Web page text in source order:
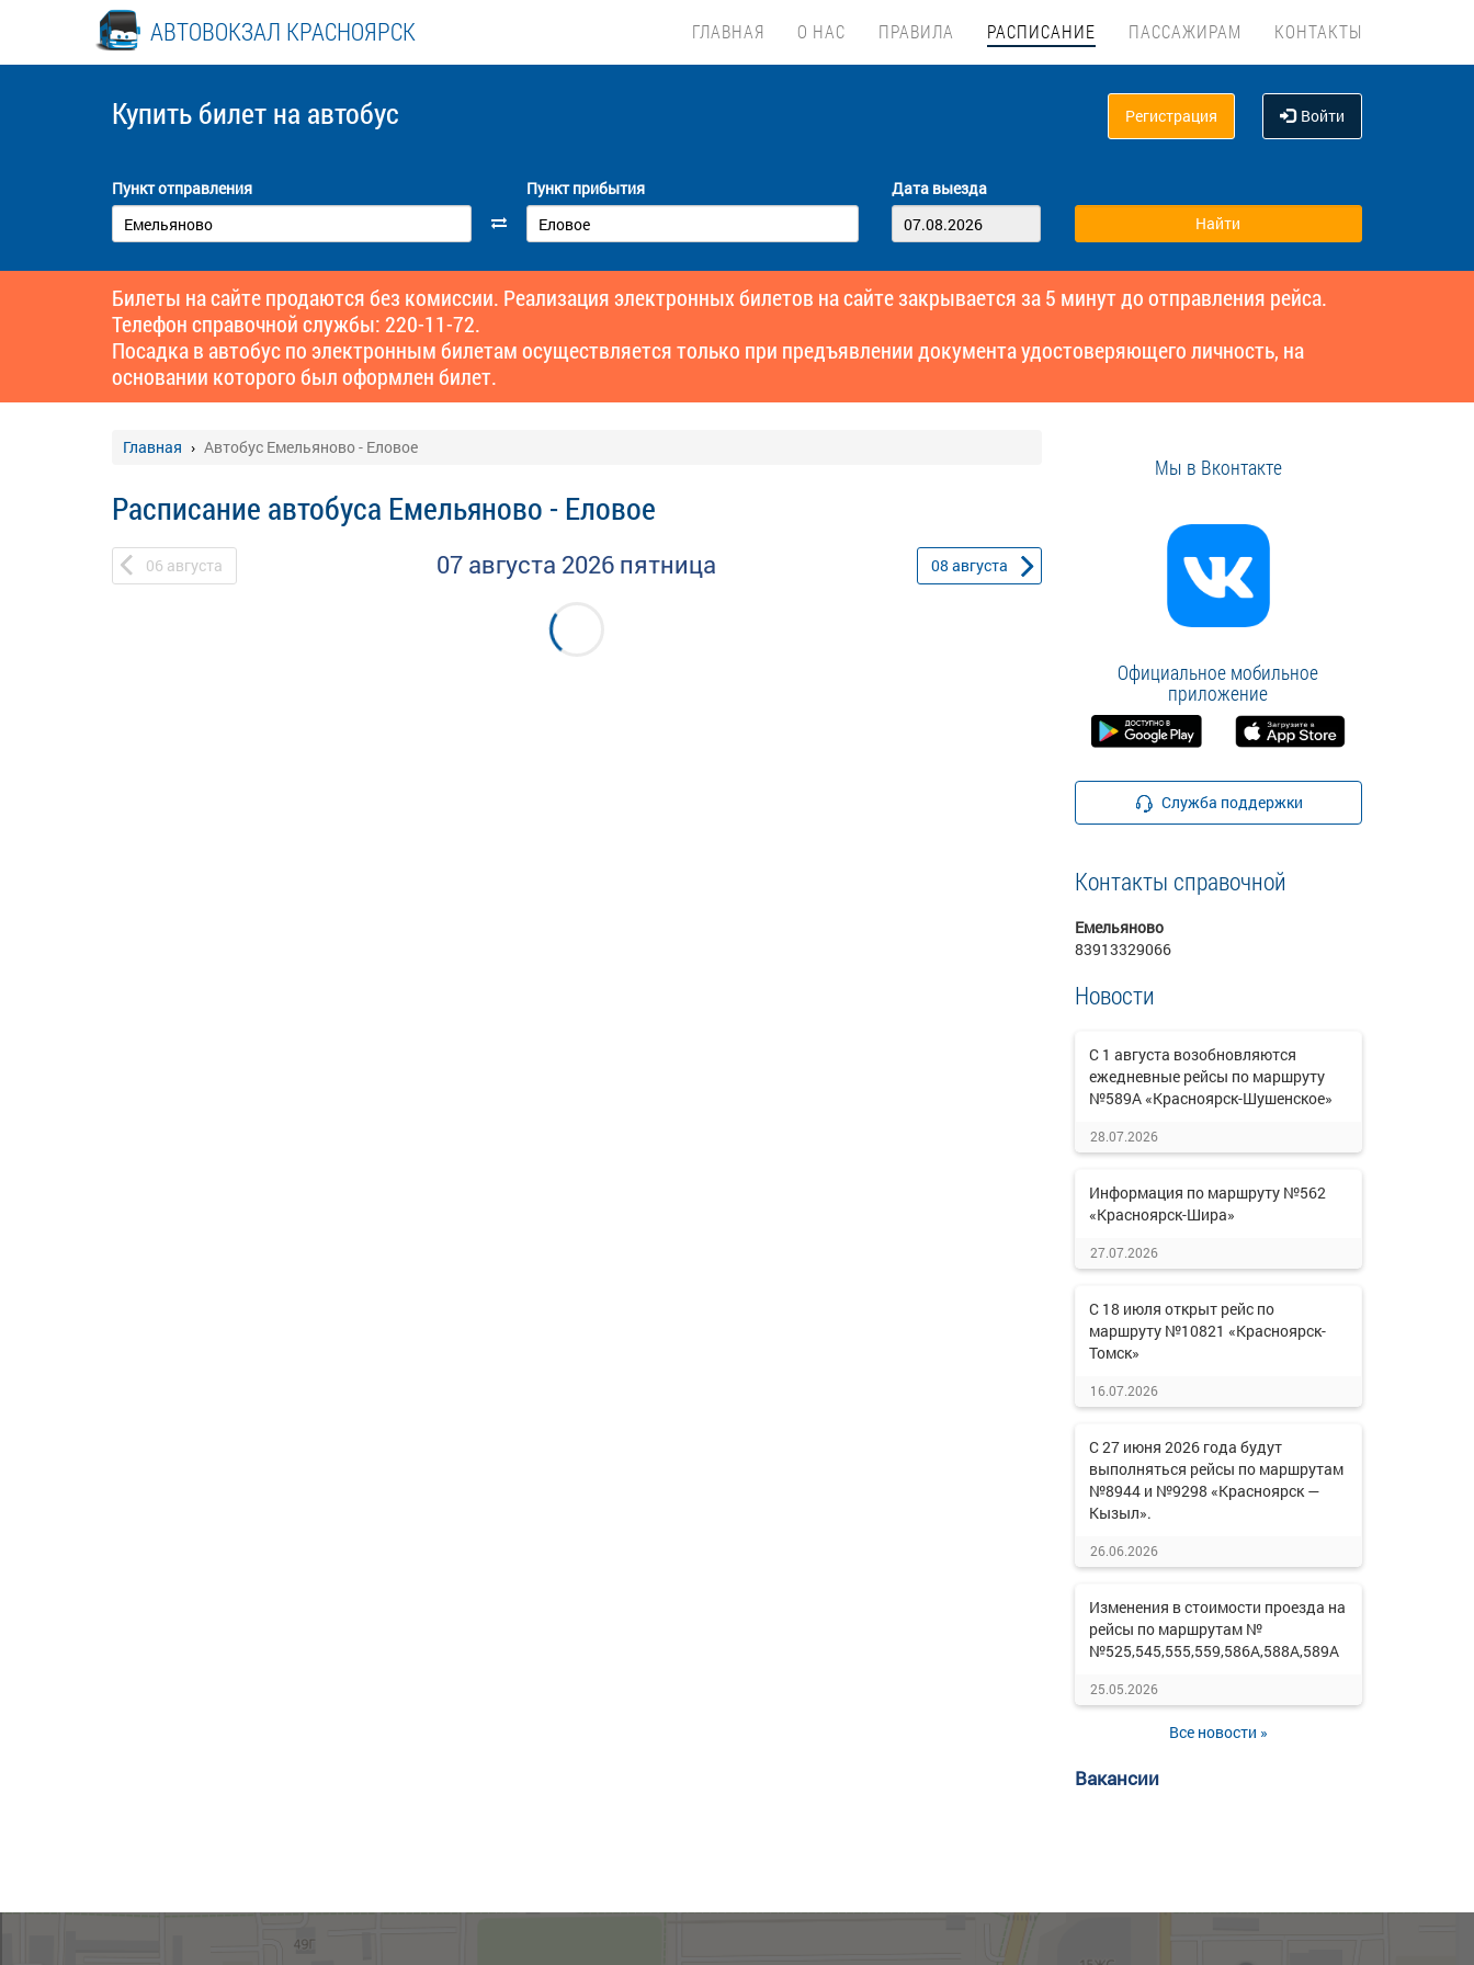
АВТОВОКЗАЛ КРАСНОЯРСК ГЛАВНАЯ О НАС ПРАВИЛА РАСПИСАНИЕ ПАССАЖИРАМ КОНТАКТЫ
Купить билет на автобус Регистрация Войти
Пункт отправления Пункт прибытия Дата выезда
Билеты на сайте продаются без комиссии. Реализация электронных билетов на сайте закрывается за 5 минут до отправления рейса.
Телефон справочной службы: 220-11-72.
Посадка в автобус по электронным билетам осуществляется только при предъявлении документа удостоверяющего личность, на
основании которого был оформлен билет.
Главная Автобус Емельяново - Еловое
Расписание автобуса Емельяново - Еловое
06 августа 07 августа 2026 пятница 08 августа
Мы в Вконтакте
Официальное мобильное
приложение
Служба поддержки
Контакты справочной
Емельяново
83913329066
Новости
С 1 августа возобновляются
ежедневные рейсы по маршруту
№589А «Красноярск-Шушенское»
28.07.2026
Информация по маршруту №562
«Красноярск-Шира»
27.07.2026
С 18 июля открыт рейс по
маршруту №10821 «Красноярск-
Томск»
16.07.2026
С 27 июня 2026 года будут
выполняться рейсы по маршрутам
№8944 и №9298 «Красноярск —
Кызыл».
26.06.2026
Изменения в стоимости проезда на
рейсы по маршрутам №
№525,545,555,559,586А,588А,589А
25.05.2026
Все новости »
Вакансии